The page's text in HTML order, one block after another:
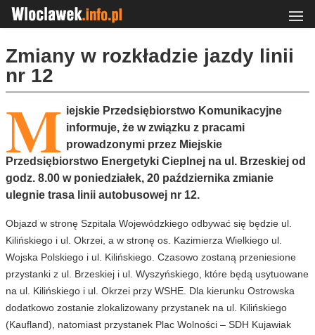
Zmiany w rozkładzie jazdy linii
nr 12
M iejskie Przedsiębiorstwo Komunikacyjne
informuje, że w związku z pracami
prowadzonymi przez Miejskie
Przedsiębiorstwo Energetyki Cieplnej na ul. Brzeskiej od
godz. 8.00 w poniedziałek, 20 października zmianie
ulegnie trasa linii autobusowej nr 12.
Objazd w stronę Szpitala Wojewódzkiego odbywać się będzie ul.
Kilińskiego i ul. Okrzei, a w stronę os. Kazimierza Wielkiego ul.
Wojska Polskiego i ul. Kilińskiego. Czasowo zostaną przeniesione
przystanki z ul. Brzeskiej i ul. Wyszyńskiego, które będą usytuowane
na ul. Kilińskiego i ul. Okrzei przy WSHE. Dla kierunku Ostrowska
dodatkowo zostanie zlokalizowany przystanek na ul. Kilińskiego
(Kaufland), natomiast przystanek Plac Wolności – SDH Kujawiak